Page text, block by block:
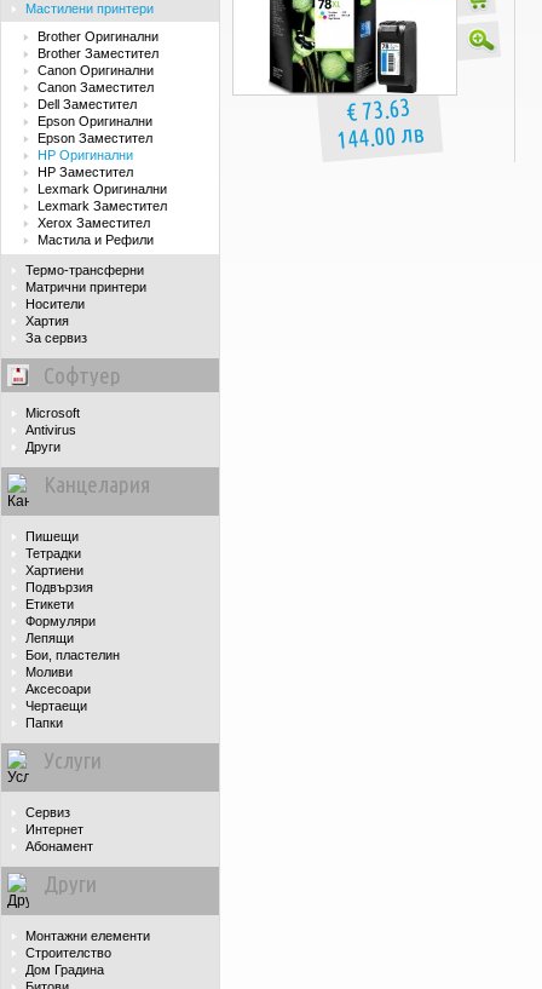
Мастилени принтери
Brother Оригинални
Brother Заместител
Canon Оригинални
Canon Заместител
Dell Заместител
Epson Оригинални
Epson Заместител
HP Оригинални
HP Заместител
Lexmark Оригинални
Lexmark Заместител
Xerox Заместител
Мастила и Рефили
Термо-трансферни
Матрични принтери
Носители
Хартия
За сервиз
Софтуер
Microsoft
Antivirus
Други
Канцелария
Пишещи
Тетрадки
Хартиени
Подвързия
Етикети
Формуляри
Лепящи
Бои, пластелин
Моливи
Аксесоари
Чертаещи
Папки
Услуги
Сервиз
Интернет
Абонамент
Други
Монтажни елементи
Строителство
Дом Градина
€ 73.63
144.00 лв